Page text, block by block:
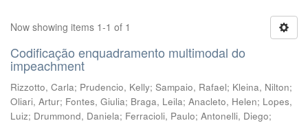
Now showing items 1-1 of 1
Codificação enquadramento multimodal do
impeachment
Rizzotto, Carla; Prudencio, Kelly; Sampaio, Rafael; Kleina, Nilton;
Oliari, Artur; Fontes, Giulia; Braga, Leila; Anacleto, Helen; Lopes,
Luiz; Drummond, Daniela; Ferracioli, Paulo; Antonelli, Diego;